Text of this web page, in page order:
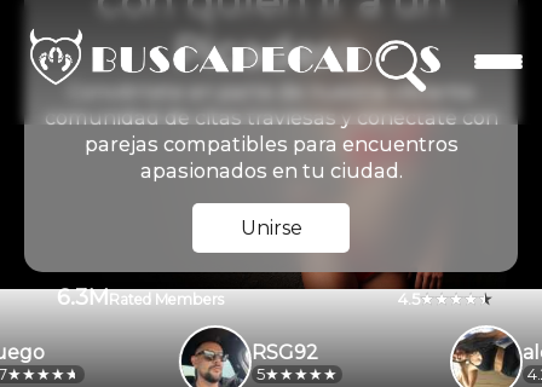
Picadero
Conviértete en parte de nuestra vibrante
comunidad de citas traviesas y conéctate con
parejas compatibles para encuentros
apasionados en tu ciudad.
Unirse
6.3MRated Members 4.5
4.2
RSG92
5